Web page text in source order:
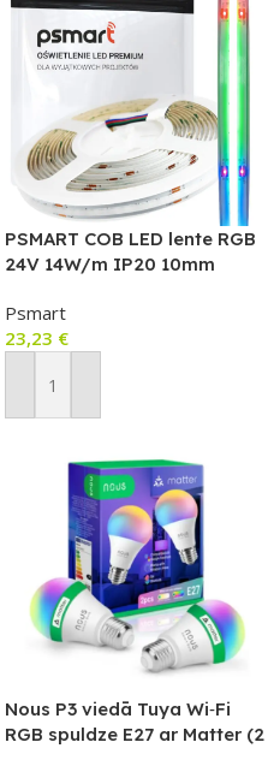
PSMART COB LED lente RGB
24V 14W/m IP20 10mm
Psmart
23,23 €
Pievienot Grozam
Nous P3 viedā Tuya Wi‑Fi
RGB spuldze E27 ar Matter (2